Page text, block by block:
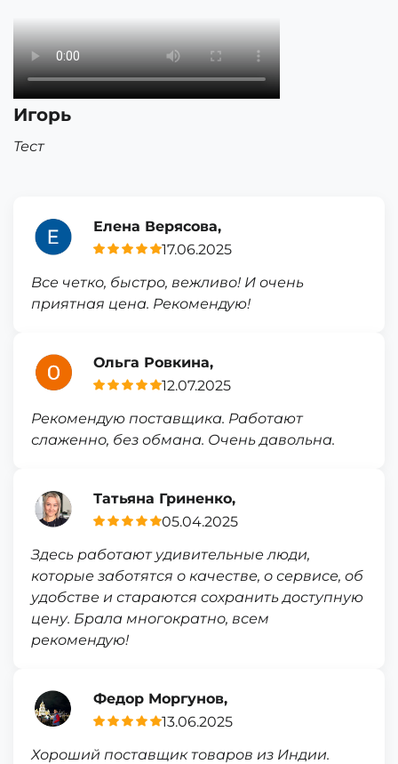
Игорь
Тест
Елена Верясова,
17.06.2025
Все четко, быстро, вежливо! И очень
приятная цена. Рекомендую!
Ольга Ровкина,
12.07.2025
Рекомендую поставщика. Работают
слаженно, без обмана. Очень давольна.
Татьяна Гриненко,
05.04.2025
Здесь работают удивительные люди,
которые заботятся о качестве, о сервисе, об
удобстве и стараются сохранить доступную
цену. Брала многократно, всем
рекомендую!
Федор Моргунов,
13.06.2025
Хороший поставщик товаров из Индии.